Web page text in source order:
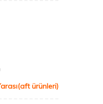
ürünleri)